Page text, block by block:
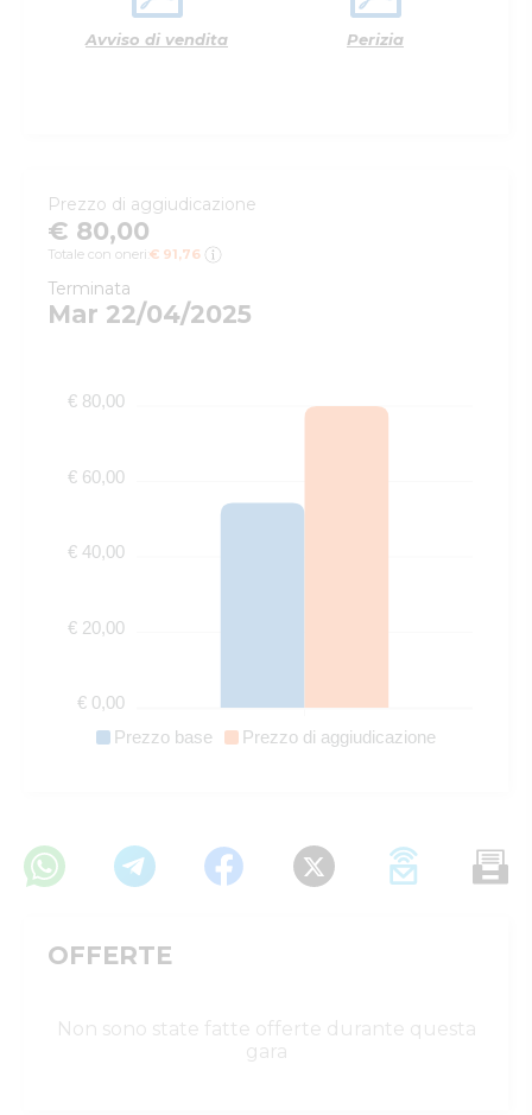
Avviso di vendita Perizia
Prezzo di aggiudicazione
€ 80,00
Totale con oneri: € 91,76
Terminata
Mar 22/04/2025
Prezzo base Prezzo di aggiudicazione
€ 80,00
€ 60,00
€ 40,00
€ 20,00
€ 0,00
OFFERTE
Non sono state fatte offerte durante questa
gara